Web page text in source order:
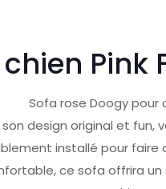
Pink
Sofa rose Doogy pour
design original et fun,
installé pour faire
ce sofa offrira